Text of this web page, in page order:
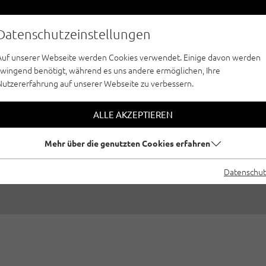
IN TIROL:
IM
| Erstellt vonClimbers Paradise Tirol | Eisklettern,
unserer Webseite werden Cookies verwendet. Einige davon werden
benötigt, während es uns andere ermöglichen, Ihre
auf unserer Webseite zu verbessern.
ALLE AKZEPTIEREN
Mehr über die genutzten Cookies erfahren